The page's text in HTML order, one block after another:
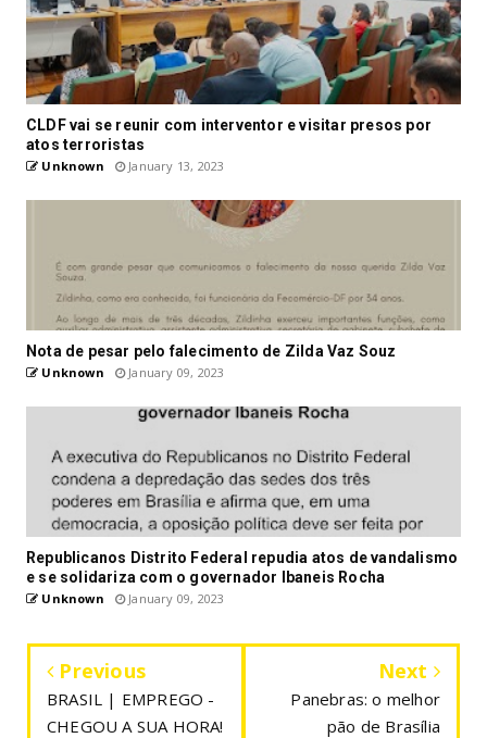
CLDF vai se reunir com interventor e visitar presos por
atos terroristas
Unknown January 13, 2023
Nota de pesar pelo falecimento de Zilda Vaz Souz
Unknown January 09, 2023
Republicanos Distrito Federal repudia atos de vandalismo
e se solidariza com o governador Ibaneis Rocha
Unknown January 09, 2023
Previous
BRASIL | EMPREGO -
CHEGOU A SUA HORA!
Next
Panebras: o melhor
pão de Brasília